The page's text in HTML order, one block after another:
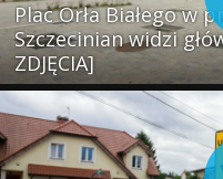
Plac Orła Białego w
Szczecinian widzi
ZDJĘCIA]